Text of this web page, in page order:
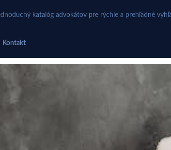
katalóg advokátov pre rýchle a prehľadné
Kontakt